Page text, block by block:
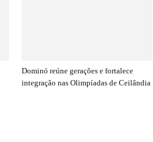
Dominó reúne gerações e fortalece
integração nas Olimpíadas de Ceilândia